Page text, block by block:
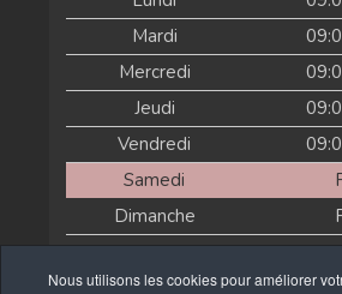
Nous utilisons les cookies pour améliorer
Mardi
Mercredi
Jeudi
Vendredi
Samedi
Dimanche
Actuellement